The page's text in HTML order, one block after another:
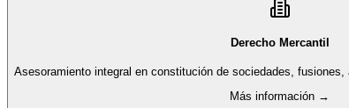
Derecho Mercantil
Asesoramiento integral en constitución de sociedades,
Más información →